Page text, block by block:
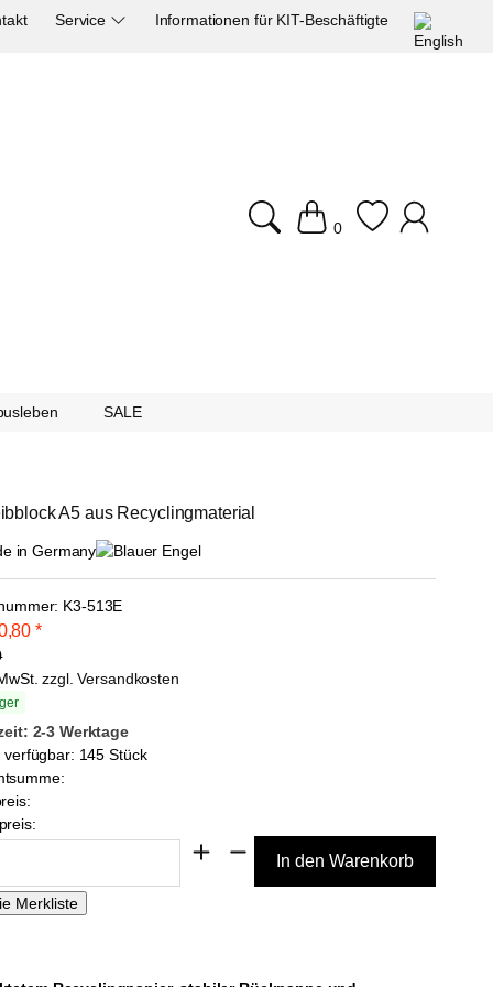
Service Informationen für KIT-Beschäftigte
0
SALE
A5 aus Recyclingmaterial
K3-513E
*
zzgl. Versandkosten
2-3 Werktage
verfügbar: 145 Stück